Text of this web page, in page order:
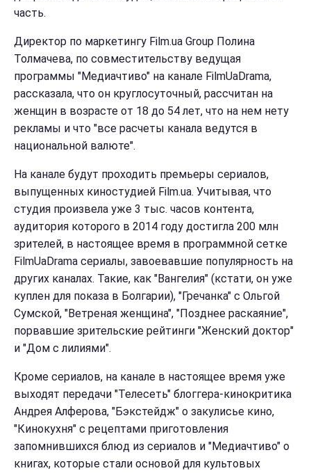
часть.
Директор по маркетингу Film.ua Group Полина
Толмачева, по совместительству ведущая
программы "Медиачтиво" на канале FilmUaDrama,
рассказала, что он круглосуточный, рассчитан на
женщин в возрасте от 18 до 54 лет, что на нем нету
рекламы и что "все расчеты канала ведутся в
национальной валюте".
На канале будут проходить премьеры сериалов,
выпущенных киностудией Film.ua. Учитывая, что
студия произвела уже 3 тыс. часов контента,
аудитория которого в 2014 году достигла 200 млн
зрителей, в настоящее время в программной сетке
FilmUaDrama сериалы, завоевавшие популярность на
других каналах. Такие, как "Вангелия" (кстати, он уже
куплен для показа в Болгарии), "Гречанка" с Ольгой
Сумской, "Ветреная женщина", "Позднее раскаяние",
порвавшие зрительские рейтинги "Женский доктор"
и "Дом с лилиями".
Кроме сериалов, на канале в настоящее время уже
выходят передачи "Телесеть" блоггера-кинокритика
Андрея Алферова, "Бэкстейдж" о закулисье кино,
"Кинокухня" с рецептами приготовления
запомнившихся блюд из сериалов и "Медиачтиво" о
книгах, которые стали основой для культовых